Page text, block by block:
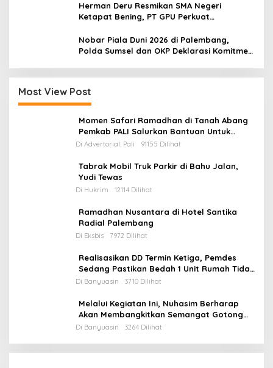
Herman Deru Resmikan SMA Negeri
Ketapat Bening, PT GPU Perkuat
Nobar Piala Duni 2026 di Palembang,
Polda Sumsel dan OKP Deklarasi Komitmen
Most View Post
Momen Safari Ramadhan di Tanah Abang
Pemkab PALI Salurkan Bantuan Untuk
Mesjid
Di Advertorial, Pali 91155 Dilihat
Tabrak Mobil Truk Parkir di Bahu Jalan,
Yudi Tewas
Di Hukrim 12114 Dilihat
Ramadhan Nusantara di Hotel Santika
Radial Palembang
Di Eksbis 7972 Dilihat
Realisasikan DD Termin Ketiga, Pemdes
Sedang Pastikan Bedah 1 Unit Rumah Tidak
Layak Huni
Di Banyuasin 3710 Dilihat
Melalui Kegiatan Ini, Nuhasim Berharap
Akan Membangkitkan Semangat Gotong
Royong Masyarakat
Di Banyuasin 3264 Dilihat